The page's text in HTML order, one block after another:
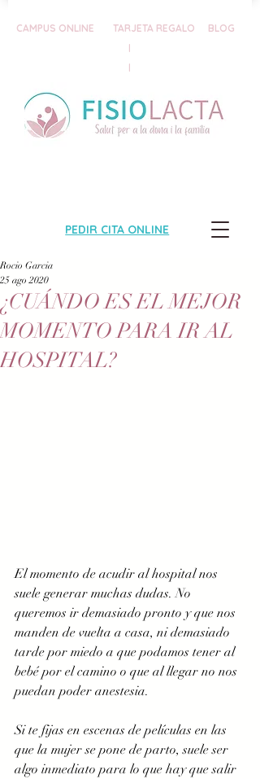
PEDIR CITA ONLINE
CAMPUS ONLINE TARJETA REGALO BLOG
¿CUÁNDO ES EL MEJOR
MOMENTO PARA IR AL
HOSPITAL?
Rocio Garcia
25 ago 2020
El momento de acudir al hospital nos
suele generar muchas dudas. No
queremos ir demasiado pronto y que nos
manden de vuelta a casa, ni demasiado
tarde por miedo a que podamos tener al
bebé por el camino o que al llegar no nos
puedan poder anestesia.
Si te fijas en escenas de películas en las
que la mujer se pone de parto, suele ser
algo inmediato para lo que hay que salir